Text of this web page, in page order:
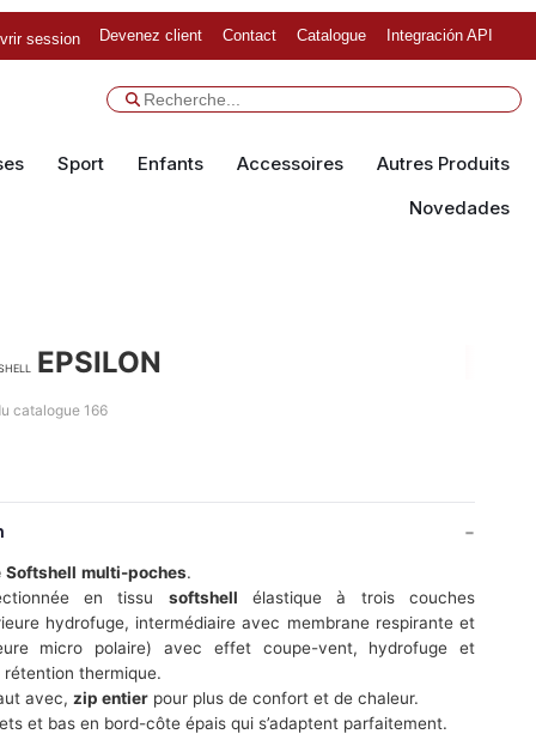
session Devenez client Contact Catalogue Integración API
Sport Enfants Accessoires Autres Produits
Novedades
EPSILON
catalogue 166
Softshell multi-poches.
en tissu softshell élastique à trois couches
hydrofuge, intermédiaire avec membrane respirante et
micro polaire) avec effet coupe-vent, hydrofuge et
rétention thermique.
avec, zip entierpour plus de confort et de chaleur.
et bas en bord-côte épais qui s’adaptent parfaitement.